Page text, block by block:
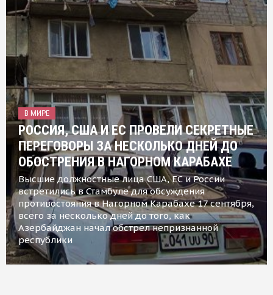
В МИРЕ
РОССИЯ, США И ЕС ПРОВЕЛИ СЕКРЕТНЫЕ
ПЕРЕГОВОРЫ ЗА НЕСКОЛЬКО ДНЕЙ ДО
ОБОСТРЕНИЯ В НАГОРНОМ КАРАБАХЕ
Высшие должностные лица США, ЕС и России
встретились в Стамбуле для обсуждения
противостояния в Нагорном Карабахе 17 сентября,
всего за несколько дней до того, как
Азербайджан начал обстрел непризнанной
республики